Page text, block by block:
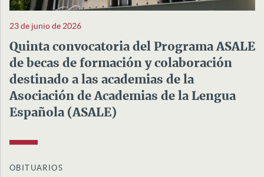
23 de junio de 2026
Quinta convocatoria del Programa ASALE
de becas de formación y colaboración
destinado a las academias de la
Asociación de Academias de la Lengua
Española (ASALE)
OBITUARIOS